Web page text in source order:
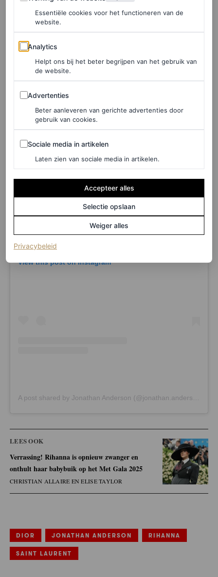
Rihanna verwacht op dit moment haar derde kind met
partner A$AP Rocky. Of het een jongetje of een meisje
wordt, is niet bekend, maar wel kunnen we nog een mini-
stijlicoon verwachten in het gezin, dat straks uit vijf zal
View this post on Instagram
LEES OOK
Verrassing! Rihanna is opnieuw zwanger en
onthult haar babybuik op het Met Gala 2025
CHRISTIAN ALLAIRE EN ELISE TAYLOR
DIOR JONATHAN ANDERSON RIHANNA
SAINT LAURENT
Essentiële cookies voor het functioneren van de
website.
Analytics
Analytics
Helpt ons bij het beter begrijpen van het gebruik van
de website.
Advertenties
Advertenties
Beter aanleveren van gerichte advertenties door
gebruik van cookies.
Sociale media in artikelen
Sociale media in artikelen
Laten zien van sociale media in artikelen.
Accepteer alles
Selectie opslaan
Weiger alles
Privacybeleid